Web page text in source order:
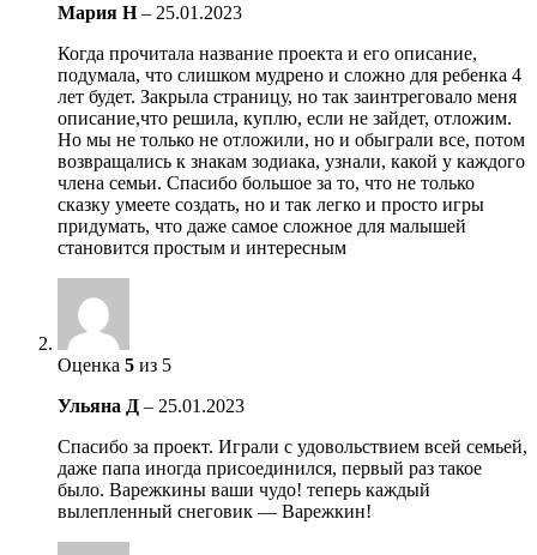
Мария Н– 25.01.2023
Когда прочитала название проекта и его описание,
подумала, что слишком мудрено и сложно для ребенка 4
лет будет. Закрыла страницу, но так заинтреговало меня
описание,что решила, куплю, если не зайдет, отложим.
Но мы не только не отложили, но и обыграли все, потом
возвращались к знакам зодиака, узнали, какой у каждого
члена семьи. Спасибо большое за то, что не только
сказку умеете создать, но и так легко и просто игры
придумать, что даже самое сложное для малышей
становится простым и интересным
Оценка 5 из 5
Ульяна Д – 25.01.2023
Спасибо за проект. Играли с удовольствием всей семьей,
даже папа иногда присоединился, первый раз такое
было. Варежкины ваши чудо! теперь каждый
вылепленный снеговик — Варежкин!